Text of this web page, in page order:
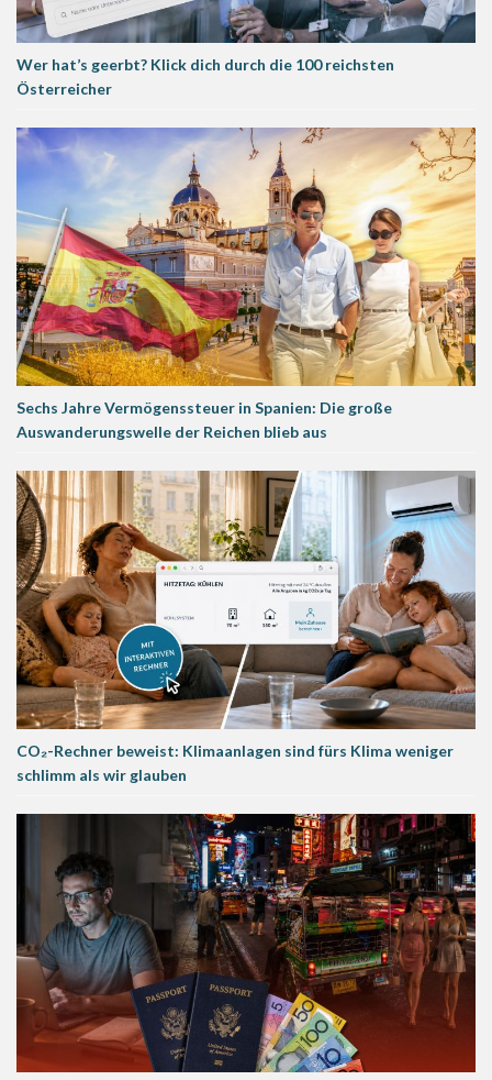
Wer hat’s geerbt? Klick dich durch die 100 reichsten
Österreicher
Sechs Jahre Vermögenssteuer in Spanien: Die große
Auswanderungswelle der Reichen blieb aus
CO₂-Rechner beweist: Klimaanlagen sind fürs Klima weniger
schlimm als wir glauben